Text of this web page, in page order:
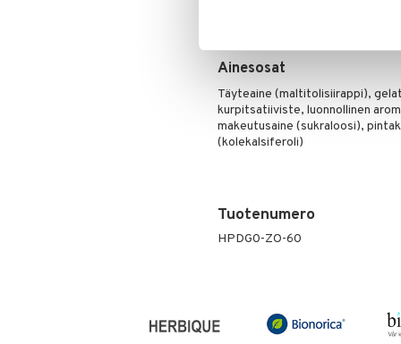
Ainesosat
Täyteaine (maltitolisiirappi),
kurpitsatiiviste, luonnollinen
makeutusaine (sukraloosi),
(kolekalsiferoli)
Tuotenumero
HPDG0-ZO-60